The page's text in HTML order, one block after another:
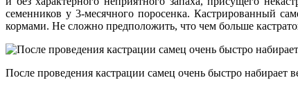
семенников у 3-месячного поросенка. Кастрированный
кормами. Не сложно предположить, что чем больше
После проведения кастрации самец очень быстро набирает